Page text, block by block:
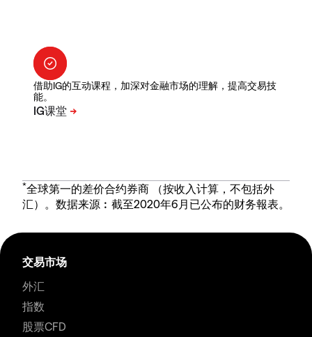
借助IG的互动课程，加深对金融市场的理解，提高交易技
能。
*全球第一的差价合约券商 （按收入计算，不包括外
汇）。数据来源︰截至2020年6月已公布的财务報表。
交易市场
外汇
指数
股票CFD